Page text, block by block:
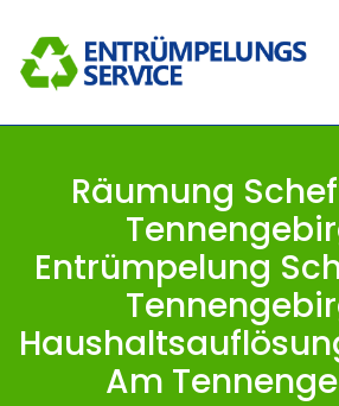
Räumung
Entrümpelung
Am